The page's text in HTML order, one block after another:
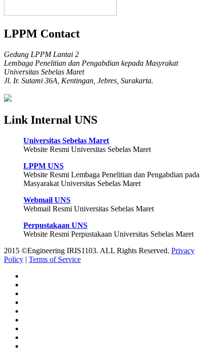
LPPM Contact
Gedung LPPM Lantai 2
Lembaga Penelitian dan Pengabdian kepada Masyrakat
Universitas Sebelas Maret
Jl. Ir. Sutami 36A, Kentingan, Jebres, Surakarta.
Link Internal UNS
Universitas Sebelas Maret
Website Resmi Universitas Sebelas Maret
LPPM UNS
Website Resmi Lembaga Penelitian dan Pengabdian pada
Masyarakat Universitas Sebelas Maret
Webmail UNS
Webmail Resmi Universitas Sebelas Maret
Perpustakaan UNS
Website Resmi Perpustakaan Universitas Sebelas Maret
2015 ©Engineering IRIS1103. ALL Rights Reserved. Privacy
Policy | Terms of Service